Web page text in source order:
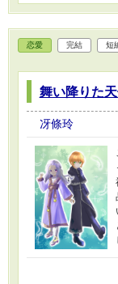
恋愛 完結 短
舞い降りた
冴條玲